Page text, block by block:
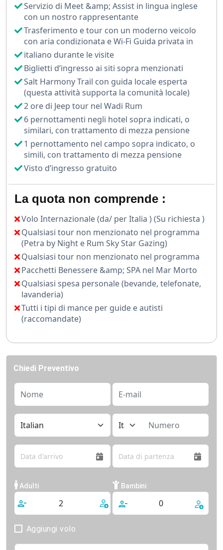
galleggiare nelle magiche acque del Mar Morto e di
ammirare i paesaggi mozzafiato del Wadi Rum.
Preparati a vivere un'avventura senza precedenti
immergendoti nelle meraviglie della Giordania!
Contattateci subito per prenotare il tuo viaggio.
Servizio di Meet &amp; Assist in lingua inglese
con un nostro rappresentante
Trasferimento e tour con un moderno veicolo
con aria condizionata e Wi-Fi Guida privata in
italiano durante le visite
Biglietti d’ingresso ai siti sopra menzionati
Salt Harmony Trail con guida locale esperta
(questa attività supporta la comunità locale)
2 ore di Jeep tour nel Wadi Rum
6 pernottamenti negli hotel sopra indicati, o
similari, con trattamento di mezza pensione
1 pernottamento nel campo sopra indicato, o
simili, con trattamento di mezza pensione
Visto d’ingresso gratuito
La quota non comprende :
Volo Internazionale (da/ per Italia ) (Su richiesta )
Qualsiasi tour non menzionato nel programma
(Petra by Night e Rum Sky Star Gazing)
Qualsiasi tour non menzionato nel programma
Pacchetti Benessere &amp; SPA nel Mar Morto
Qualsiasi spesa personale (bevande, telefonate,
lavanderia)
Tutti i tipi di mance per guide e autisti
(raccomandate)
Chiedi Preventivo
Adulti Bambini
Aggiungi volo